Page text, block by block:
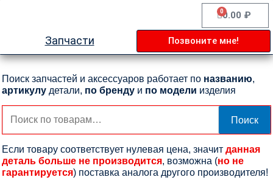
0.00 ₽
0
Cart
Запчасти Позвоните мне!
Поиск запчастей и аксессуаров работает по названию,
артикулу детали, по бренду и по модели изделия
Искать:
Поиск
Если товару соответствует нулевая цена, значит данная
деталь больше не производится, возможна (но не
гарантируется) поставка аналога другого производителя!